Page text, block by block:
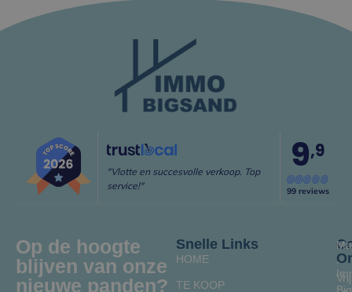
99 reviews
9,9
"Vlotte en succesvolle verkoop. Top
service!"
Op de hoogte
blijven van onze
nieuwe panden?
Snelle Links
HOME
TE KOOP
Ma
-
Vrij